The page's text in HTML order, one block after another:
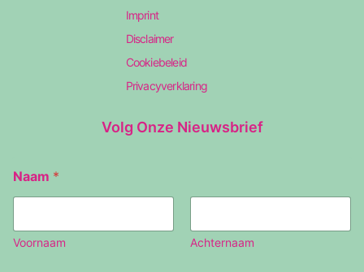
Imprint
Disclaimer
Cookiebeleid
Privacyverklaring
Volg Onze Nieuwsbrief
Naam *
Voornaam Achternaam